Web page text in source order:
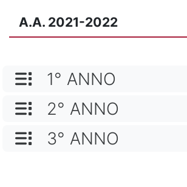
A.A. 2021-2022
NOME CATEGORIA
1° ANNO
NOME CATEGORIA
2° ANNO
NOME CATEGORIA
3° ANNO